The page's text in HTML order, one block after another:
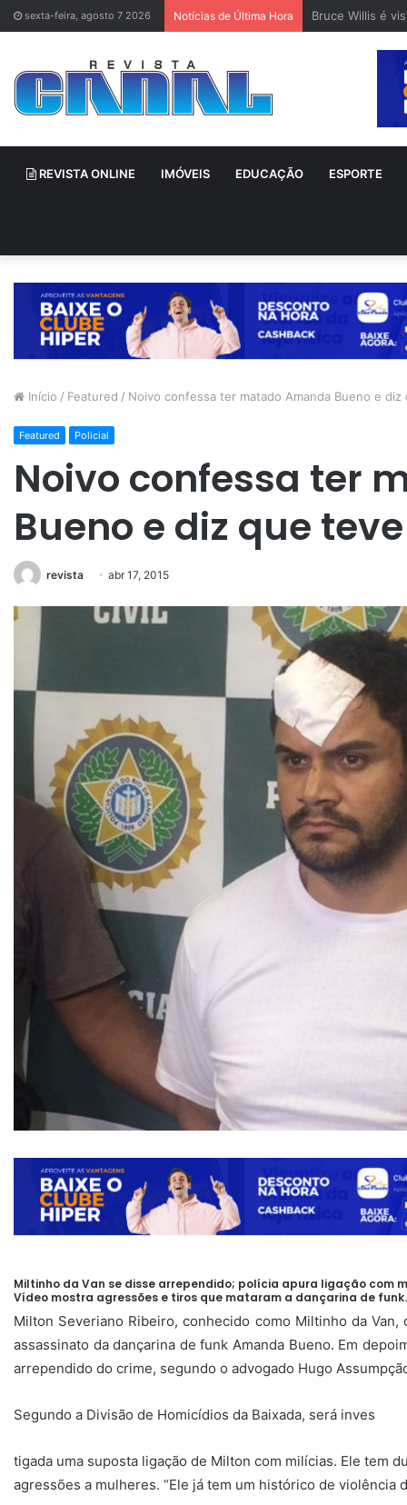
sexta-feira, agosto 7 2026 Notícias de Última Hora Bruce Willis é
REVISTA ONLINE IMÓVEIS EDUCAÇÃO ESPORTE
Início / Featured / Noivo confessa ter matado Amanda Bueno e diz
Featured Policial
Noivo confessa ter
Bueno e diz que
revista abr 17, 2015
Miltinho da Van se disse arrependido; polícia apura ligação com
Vídeo mostra agressões e tiros que mataram a dançarina de funk.
Milton Severiano Ribeiro, conhecido como Miltinho da
assassinato da dançarina de funk Amanda Bueno. Em
arrependido do crime, segundo o advogado Hugo
Segundo a Divisão de Homicídios da Baixada, será inves
tigada uma suposta ligação de Milton com milícias. Ele tem
agressões a mulheres. “Ele já tem um histórico de violência